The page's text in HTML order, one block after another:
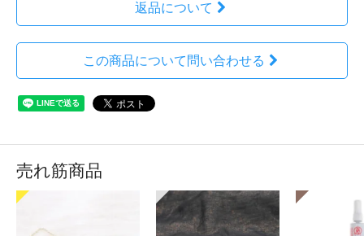
返品について
この商品について問い合わせる
売れ筋商品